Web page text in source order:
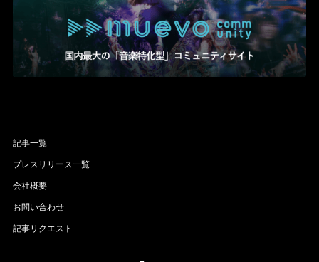
記事一覧
プレスリリース一覧
会社概要
お問い合わせ
記事リクエスト